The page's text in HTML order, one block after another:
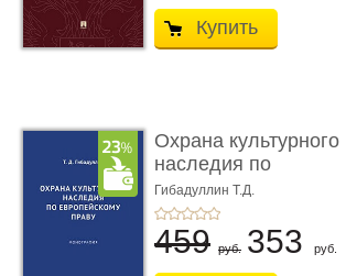
Купить
Охрана культурного
наследия по
европейскому п ...
Гибадуллин Т.Д.
459 руб. 353 руб.